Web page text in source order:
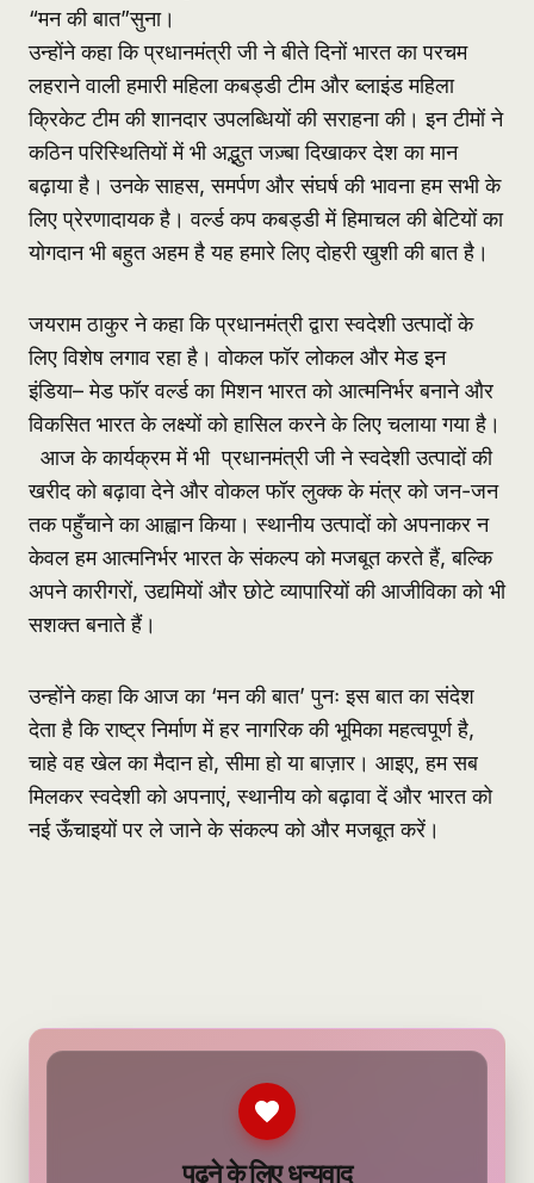
“मन की बात”सुना।
उन्होंने कहा कि प्रधानमंत्री जी ने बीते दिनों भारत का परचम
लहराने वाली हमारी महिला कबड्डी टीम और ब्लाइंड महिला
क्रिकेट टीम की शानदार उपलब्धियों की सराहना की। इन टीमों ने
कठिन परिस्थितियों में भी अद्भुत जज़्बा दिखाकर देश का मान
बढ़ाया है। उनके साहस, समर्पण और संघर्ष की भावना हम सभी के
लिए प्रेरणादायक है। वर्ल्ड कप कबड्डी में हिमाचल की बेटियों का
योगदान भी बहुत अहम है यह हमारे लिए दोहरी खुशी की बात है।
जयराम ठाकुर ने कहा कि प्रधानमंत्री द्वारा स्वदेशी उत्पादों के
लिए विशेष लगाव रहा है। वोकल फॉर लोकल और मेड इन
इंडिया– मेड फॉर वर्ल्ड का मिशन भारत को आत्मनिर्भर बनाने और
विकसित भारत के लक्ष्यों को हासिल करने के लिए चलाया गया है।
आज के कार्यक्रम में भी प्रधानमंत्री जी ने स्वदेशी उत्पादों की
खरीद को बढ़ावा देने और वोकल फॉर लुक्क के मंत्र को जन-जन
तक पहुँचाने का आह्वान किया। स्थानीय उत्पादों को अपनाकर न
केवल हम आत्मनिर्भर भारत के संकल्प को मजबूत करते हैं, बल्कि
अपने कारीगरों, उद्यमियों और छोटे व्यापारियों की आजीविका को भी
सशक्त बनाते हैं।
उन्होंने कहा कि आज का ‘मन की बात’ पुनः इस बात का संदेश
देता है कि राष्ट्र निर्माण में हर नागरिक की भूमिका महत्वपूर्ण है,
चाहे वह खेल का मैदान हो, सीमा हो या बाज़ार। आइए, हम सब
मिलकर स्वदेशी को अपनाएं, स्थानीय को बढ़ावा दें और भारत को
नई ऊँचाइयों पर ले जाने के संकल्प को और मजबूत करें।
पढ़ने के लिए धन्यवाद